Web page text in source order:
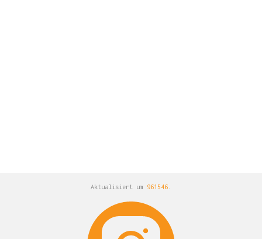
Aktualisiert um 961546